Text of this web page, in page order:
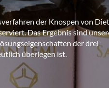
der Knospen von
Das Ergebnis sind
der drei
überlegen ist.